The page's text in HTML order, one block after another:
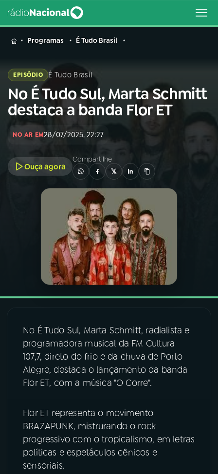
MENU
Buscar
na
Rádio
Nacional
Buscar
01INÍCIO
PROGRAMAÇÃO
PROGRAMAS
VIDEOCASTS
07ÚLTIMAS
ACOMPANHE A RÁDIO NACIONAL
YouTube Facebook
Programas É Tudo Brasil
EPISÓDIO É Tudo Brasil
No É Tudo Sul, Marta Schmitt
destaca a banda Flor ET
NO AR EM28/07/2025, 22:27
Ouça agora
Compartilhe
No É Tudo Sul, Marta Schmitt, radialista e
programadora musical da FM Cultura
107,7, direto do frio e da chuva de Porto
Alegre, destaca o lançamento da banda
Flor ET, com a música "O Corre".
Flor ET representa o movimento
BRAZAPUNK, mistrurando o rock
progressivo com o tropicalismo, em letras
políticas e espetáculos cênicos e
sensoriais.